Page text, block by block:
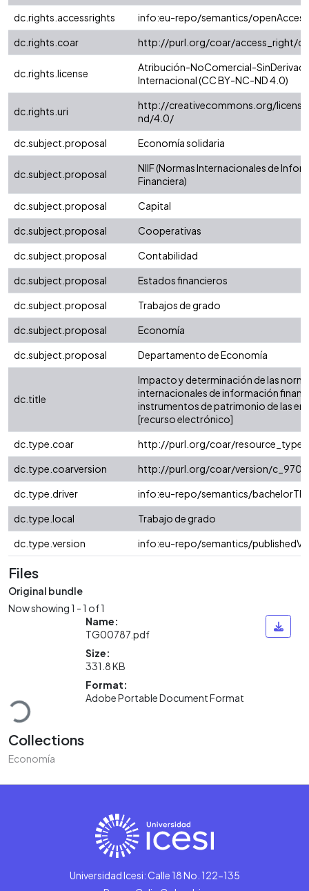
dc.rights.accessrights
info:eu-repo/semantics/openAccess
dc.rights.coar
http://purl.org/coar/access_right/
dc.rights.license
Atribución-NoComercial-
Internacional (CC BY-NC-ND 4.0)
dc.rights.uri
http://creativecommons.org/
nd/4.0/
dc.subject.proposal
Economía solidaria
dc.subject.proposal
NIIF (Normas Internacionales de
Financiera)
dc.subject.proposal
Capital
dc.subject.proposal
Cooperativas
dc.subject.proposal
Contabilidad
dc.subject.proposal
Estados financieros
dc.subject.proposal
Trabajos de grado
dc.subject.proposal
Economía
dc.subject.proposal
Departamento de Economía
dc.title
Impacto y determinación de las
internacionales de información
instrumentos de patrimonio de las
[recurso electrónico]
dc.type.coar
http://purl.org/coar/resource_type/
dc.type.coarversion
http://purl.org/coar/version/
dc.type.driver
info:eu-repo/semantics/
dc.type.local
Trabajo de grado
dc.type.version
info:eu-repo/semantics/
Files
Original bundle
Now showing1 - 1 of 1
Loading...
Name:
TG00787.pdf
Size:
331.8 KB
Format:
Adobe Portable Document Format
Collections
Economía
Universidad Icesi: Calle 18 No. 122-135